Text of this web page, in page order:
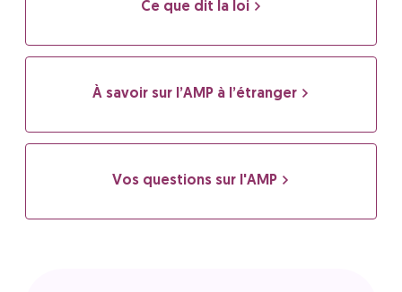
Ce que dit la loi
À savoir sur l’AMP à l’étranger
Vos questions sur l'AMP